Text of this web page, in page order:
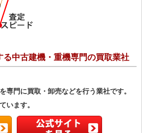
る中古建機・重機専門の買取業社
専門に買取・卸売などを行う業社です。
います。